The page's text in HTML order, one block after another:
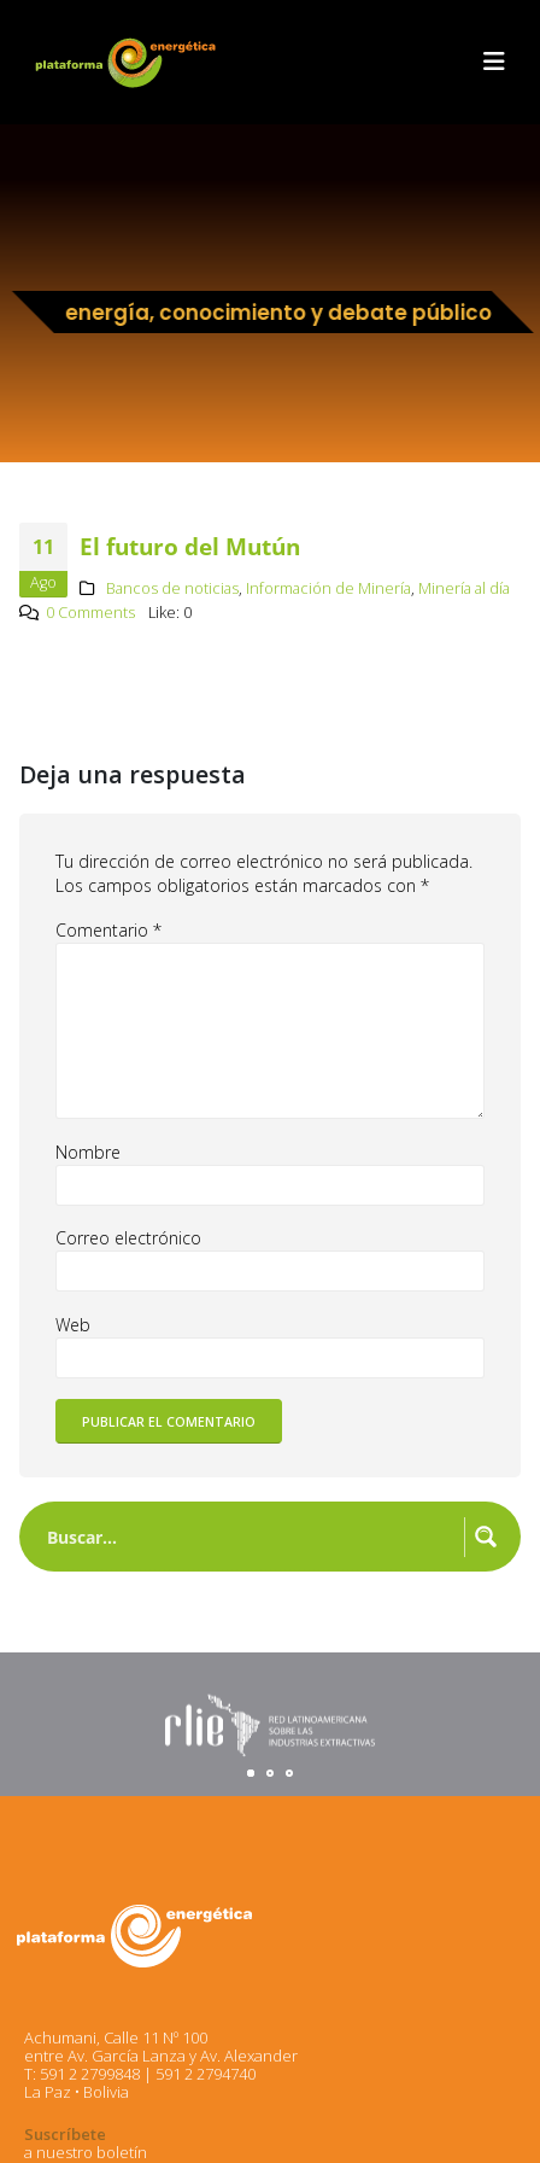
energía, conocimiento y debate público
11
Ago
El futuro del Mutún
Bancos de noticias, Información de Minería, Minería al día
0 Comments
Like: 0
Deja una respuesta
Tu dirección de correo electrónico no será publicada.
Los campos obligatorios están marcados con *
Comentario *
Nombre
Correo electrónico
Web
Achumani, Calle 11 Nº 100
entre Av. García Lanza y Av. Alexander
T: 591 2 2799848 | 591 2 2794740
La Paz • Bolivia
Suscríbete
a nuestro boletín